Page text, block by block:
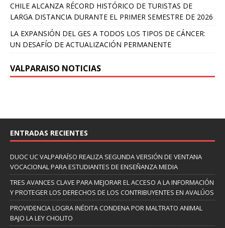
CHILE ALCANZA RÉCORD HISTÓRICO DE TURISTAS DE
LARGA DISTANCIA DURANTE EL PRIMER SEMESTRE DE 2026
LA EXPANSIÓN DEL GES A TODOS LOS TIPOS DE CÁNCER:
UN DESAFÍO DE ACTUALIZACIÓN PERMANENTE
VALPARAISO NOTICIAS
ENTRADAS RECIENTES
DUOC UC VALPARAÍSO REALIZA SEGUNDA VERSIÓN DE VENTANA
VOCACIONAL PARA ESTUDIANTES DE ENSEÑANZA MEDIA
TRES AVANCES CLAVE PARA MEJORAR EL ACCESO A LA INFORMACIÓN
Y PROTEGER LOS DERECHOS DE LOS CONTRIBUYENTES EN AVALÚOS
PROVIDENCIA LOGRA INÉDITA CONDENA POR MALTRATO ANIMAL
BAJO LA LEY CHOLITO